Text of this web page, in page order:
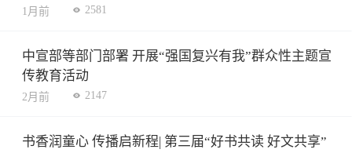
1月前 2581
中宣部等部门部署 开展“强国复兴有我”群众性主题宣
传教育活动
2月前 2147
书香润童心 传播启新程| 第三届“好书共读 好文共享”